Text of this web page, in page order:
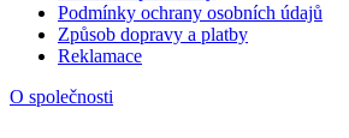
Podmínky ochrany osobních údajů
Způsob dopravy a platby
Reklamace
O společnosti